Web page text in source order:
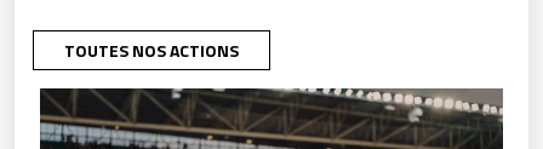
TOUTES NOS ACTIONS